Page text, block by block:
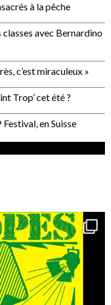
à la pêche
avec Bernardino
c’est miraculeux »
Trop’ cet été ?
en Suisse